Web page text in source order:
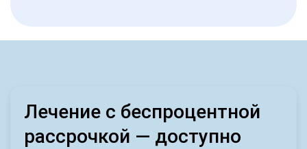
Лечение с беспроцентной
рассрочкой — доступно